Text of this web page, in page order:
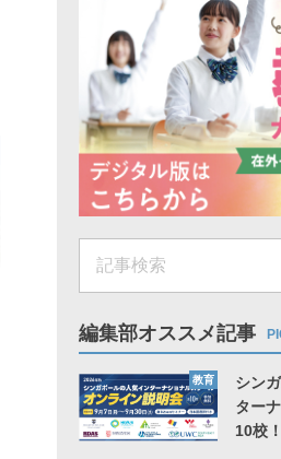
編集部オススメ記事
教育
シン
ター
10校